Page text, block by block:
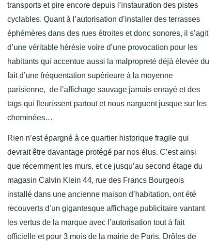
transports et pire encore depuis l’instauration des pistes
cyclables. Quant à l’autorisation d’installer des terrasses
éphémères dans des rues étroites et donc sonores, il s’agit
d’une véritable hérésie voire d’une provocation pour les
habitants qui accentue aussi la malpropreté déjà élevée du
fait d’une fréquentation supérieure à la moyenne
parisienne, de l’affichage sauvage jamais enrayé et des
tags qui fleurissent partout et nous narguent jusque sur les
cheminées…
Rien n’est épargné à ce quartier historique fragile qui
devrait être davantage protégé par nos élus. C’est ainsi
que récemment les murs, et ce jusqu’au second étage du
magasin Calvin Klein 44, rue des Francs Bourgeois
installé dans une ancienne maison d’habitation, ont été
recouverts d’un gigantesque affichage publicitaire vantant
les vertus de la marque avec l’autorisation tout à fait
officielle et pour 3 mois de la mairie de Paris. Drôles de